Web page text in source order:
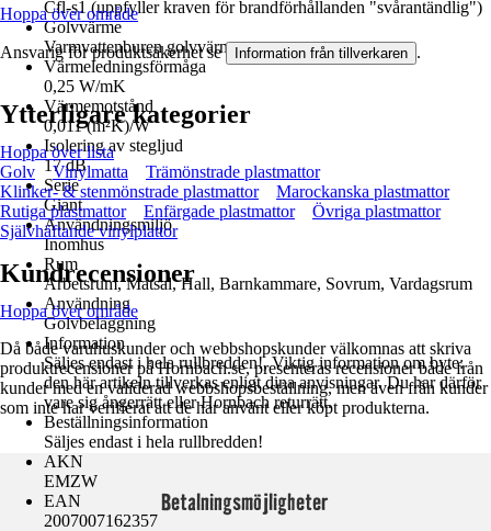
Cfl-s1 (uppfyller kraven för brandförhållanden "svårantändlig")
Golvvärme
Varmvattenburen golvvärme
Värmeledningsförmåga
0,25 W/mK
Värmemotstånd
0,011 (m²K)/W
Isolering av stegljud
17 dB
Serie
Giant
Användningsmiljö
Inomhus
Rum
Arbetsrum, Matsal, Hall, Barnkammare, Sovrum, Vardagsrum
Användning
Golvbeläggning
Information
Säljes endast i hela rullbredden!, Viktig information om byte:
den här artikeln tillverkas enligt dina anvisningar. Du har därför
vare sig ångerrätt eller Hornbach returrätt.
Beställningsinformation
Säljes endast i hela rullbredden!
AKN
EMZW
EAN
2007007162357
Hoppa över område
Ansvarig för produktsäkerhet se Information från tillverkaren .
Ytterligare kategorier
Hoppa över lista
Golv
Vinylmatta
Trämönstrade plastmattor
Klinker- & stenmönstrade plastmattor
Marockanska plastmattor
Rutiga plastmattor
Enfärgade plastmattor
Övriga plastmattor
Självhäftande vinylplattor
Kundrecensioner
Hoppa över område
Då både varuhuskunder och webbshopskunder välkomnas att skriva
produktrecensioner på Hornbach.se, presenteras recensioner både från
kunder med en validerad webbshopsbeställning, men även från kunder
som inte har verifierat att de har använt eller köpt produkterna.
Betalningsmöjligheter